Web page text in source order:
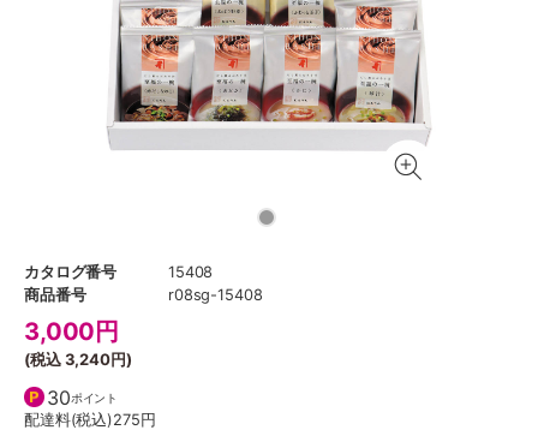
カタログ番号
15408
商品番号
r08sg-15408
3,000 円
(税込3,240円)
30ポイント
配達料(税込)275円